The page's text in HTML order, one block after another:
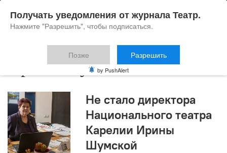
Ирина Шумская
Не стало директора
Национального театра
Карелии Ирины
Шумской
Получать уведомления от журнала Театр.
Нажмите "Разрешить", чтобы подписаться.
Позже Разрешить
by PushAlert